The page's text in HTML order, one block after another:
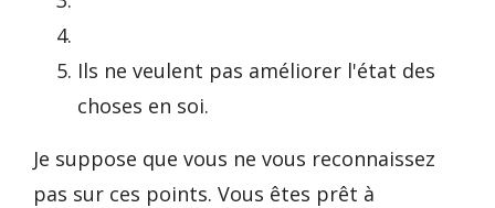
Ils ne veulent pas améliorer l'état des
choses en soi.
Je suppose que vous ne vous reconnaissez
pas sur ces points. Vous êtes prêt à